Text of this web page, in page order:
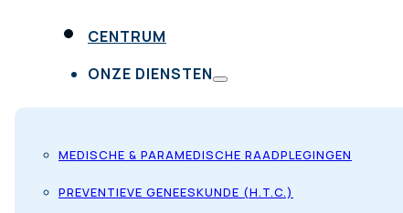
CENTRUM
ONZE DIENSTEN
MEDISCHE & PARAMEDISCHE RAADPLEGINGEN
PREVENTIEVE GENEESKUNDE (H.T.C.)